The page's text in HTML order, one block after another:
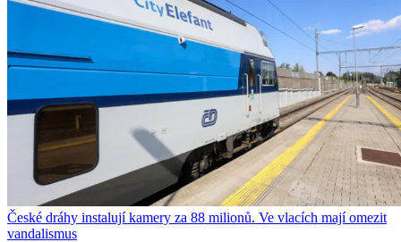
České dráhy instalují kamery za 88 milionů. Ve vlacích mají omezit
vandalismus